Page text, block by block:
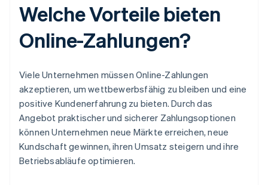
Welche Vorteile bieten
Online-Zahlungen?
Viele Unternehmen müssen Online-Zahlungen
akzeptieren, um wettbewerbsfähig zu bleiben und eine
positive Kundenerfahrung zu bieten. Durch das
Angebot praktischer und sicherer Zahlungsoptionen
können Unternehmen neue Märkte erreichen, neue
Kundschaft gewinnen, ihren Umsatz steigern und ihre
Betriebsabläufe optimieren.